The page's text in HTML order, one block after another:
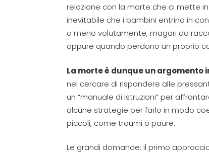
relazione con la morte che ci mette
inevitabile che i bambini entrino in
o meno volutamente, magari da
oppure quando perdono un proprio
La morteè dunque unargomento
nel cercare di rispondere alle
un “manuale di istruzioni”per
alcune strategie perfarlo in modo
piccoli, come traumi o paure.
Le grandi domande: il primo